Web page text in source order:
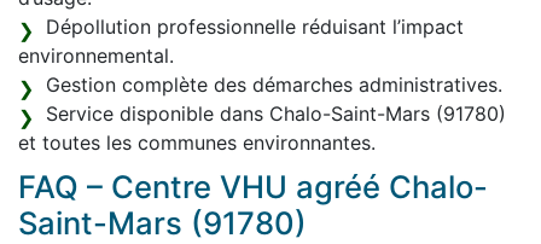
Dépollution professionnelle réduisant l’impact
environnemental.
Gestion complète des démarches administratives.
Service disponible dans Chalo-Saint-Mars (91780)
et toutes les communes environnantes.
FAQ – Centre VHU agréé Chalo-
Saint-Mars (91780)